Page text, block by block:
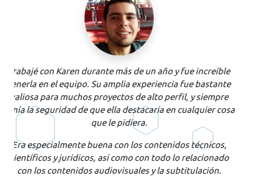
La traducción fue perfecta porque siempre cuando
mandas un
paper
largo escrito en inglés, te corrigen. El
paperque envié a traducir por Francisca fue aceptado
en tiempo récord por la revista, sin ninguna corrección.
Juan Mancilla Gamboa, doctor en ciencias en la
Universidad de Tarapacá